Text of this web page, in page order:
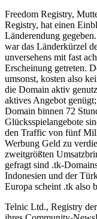
Freedom Registry,
Registry, hat einen
Länderendung
war das Länderkürzel
unversehens mit fast
Erscheinung getreten.
umsonst, kosten also
die Domain aktiv
aktives Angebot
Domain binnen 72
Glücksspielangebote
den Traffic von fünf
Werbung Geld zu
zweitgrößten
gefragt sind .tk-
Indonesien und der
Europa scheint .tk also
Telnic Ltd., Registry